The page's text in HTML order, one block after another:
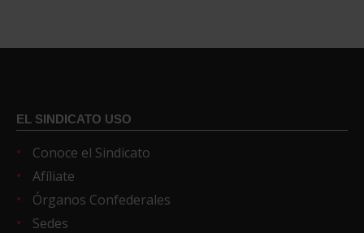
EL SINDICATO USO
Conoce el Sindicato
Afíliate
Órganos Confederales
Sedes